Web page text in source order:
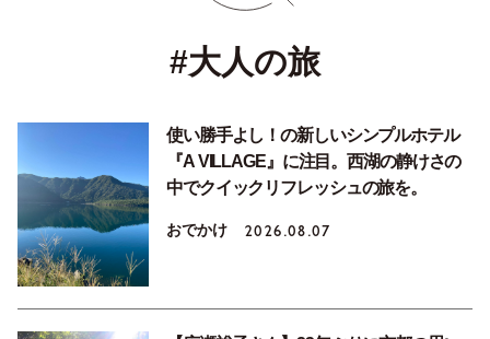
#大人の旅
使い勝手よし！の新しいシンプルホテル
『A VILLAGE』に注目。西湖の静けさの
中でクイックリフレッシュの旅を。
おでかけ 2026.08.07